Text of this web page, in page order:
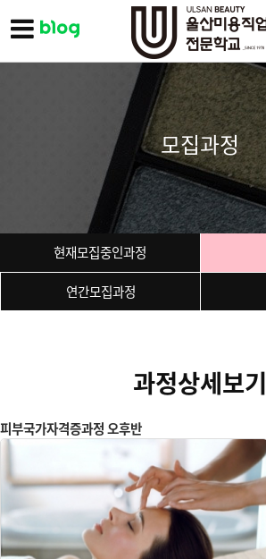
모집과정
현재모집중인과정
연간모집과정
과정상세보기
피부국가자격증과정 오후반